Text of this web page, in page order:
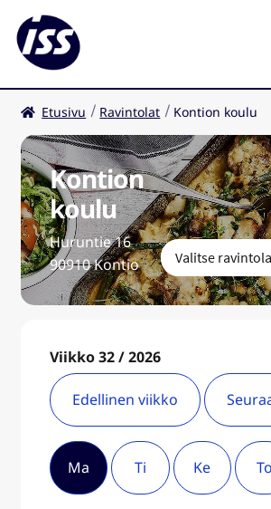
Ravintolat
Kahvilat
FI
Etusivu Ravintolat Kontion koulu
Kontion
koulu
Huruntie 16
90910 Kontio
Viikko 32 / 2026
Edellinen viikko
Ma Ti Ke To